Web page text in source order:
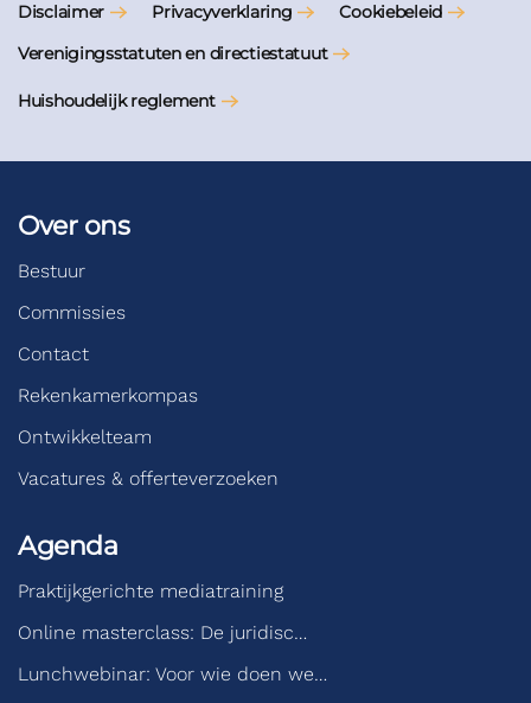
Disclaimer Privacyverklaring
Cookiebeleid
Verenigingsstatuten en directiestatuut
Huishoudelijk reglement
Over ons
Bestuur
Commissies
Contact
Rekenkamerkompas
Ontwikkelteam
Vacatures & offerteverzoeken
Agenda
Praktijkgerichte mediatraining
Online masterclass: De juridisc…
Lunchwebinar: Voor wie doen we…